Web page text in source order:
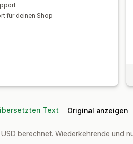
für deinen Shop
Text Original anzeigen
berechnet. Wiederkehrende und